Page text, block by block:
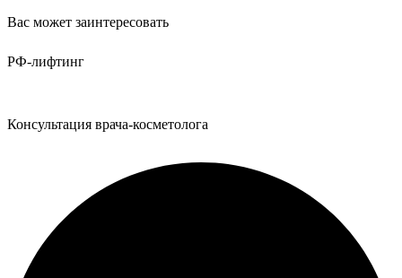
Вас может заинтересовать
РФ-лифтинг
Консультация врача-косметолога